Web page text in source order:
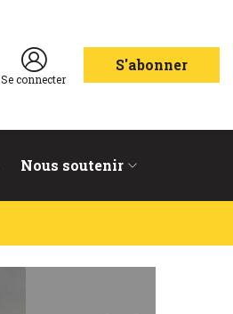
Se connecter
S'abonner
Nous soutenir